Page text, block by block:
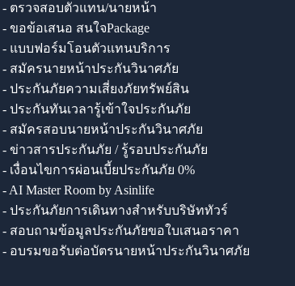
- ตรวจสอบตัวแทน/นายหน้า
- ขอข้อเสนอ สนใจPackage
- แบบฟอร์มโอนตัวแทนบริการ
- สมัครนายหน้าประกันวินาศภัย
- ประกันภัยความเสี่ยงภัยทรัพย์สิน
- ประกันทันเวลารู้เข้าใจประกันภัย
- สมัครสอบนายหน้าประกันวินาศภัย
- ข่าวสารประกันภัย / รู้รอบประกันภัย
- เงื่อนไขการผ่อนเบี้ยประกันภัย 0%
- AI Master Room by Asinlife
- ประกันภัยการเดินทางสำหรับบริษัททัวร์
- สอบถามข้อมูลประกันภัยขอใบเสนอราคา
- อบรมขอรับต่อบัตรนายหน้าประกันวินาศภัย